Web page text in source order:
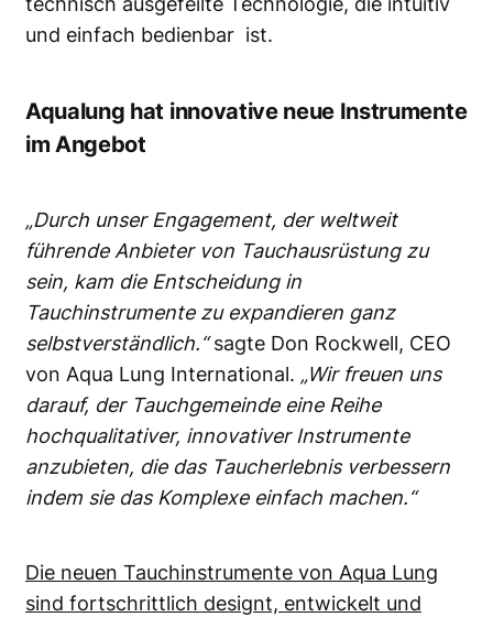
und einfach bedienbar ist.
Aqualung hat innovative neue Instrumente
im Angebot
„Durch unser Engagement, der weltweit
führende Anbieter von Tauchausrüstung zu
sein, kam die Entscheidung in
Tauchinstrumente zu expandieren ganz
selbstverständlich.“sagte Don Rockwell, CEO
von Aqua Lung International. „Wir freuen uns
darauf, der Tauchgemeinde eine Reihe
hochqualitativer, innovativer Instrumente
anzubieten, die das Taucherlebnis verbessern
indem sie das Komplexe einfach machen.“
Die neuen Tauchinstrumente von Aqua Lung
sind fortschrittlich designt, entwickelt und